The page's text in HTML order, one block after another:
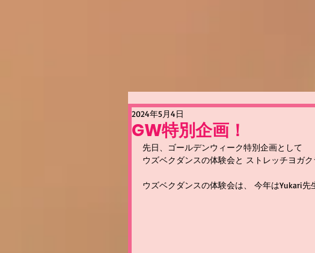
GW特別企画！
2024年5月4日
先日、ゴールデンウィーク特別企画として
ウズベクダンスの体験会と ストレッチヨガク
ウズベクダンスの体験会は、 今年はYukari先